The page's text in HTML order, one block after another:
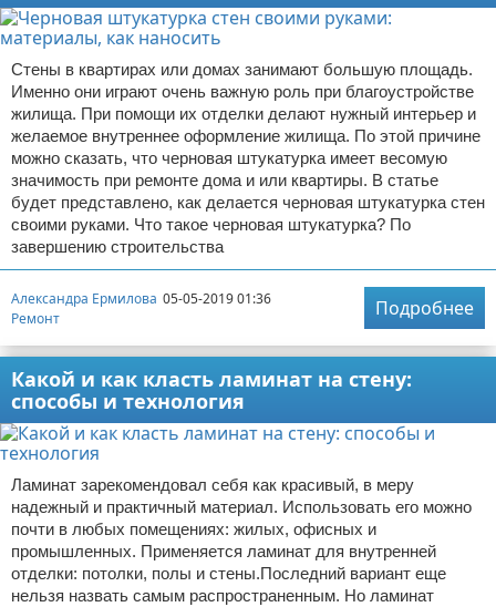
Стены в квартирах или домах занимают большую площадь.
Именно они играют очень важную роль при благоустройстве
жилища. При помощи их отделки делают нужный интерьер и
желаемое внутреннее оформление жилища. По этой причине
можно сказать, что черновая штукатурка имеет весомую
значимость при ремонте дома и или квартиры. В статье
будет представлено, как делается черновая штукатурка стен
своими руками. Что такое черновая штукатурка? По
завершению строительства
Александра Ермилова 05-05-2019 01:36
Ремонт
Подробнее
Какой и как класть ламинат на стену:
способы и технология
Ламинат зарекомендовал себя как красивый, в меру
надежный и практичный материал. Использовать его можно
почти в любых помещениях: жилых, офисных и
промышленных. Применяется ламинат для внутренней
отделки: потолки, полы и стены.Последний вариант еще
нельзя назвать самым распространенным. Но ламинат